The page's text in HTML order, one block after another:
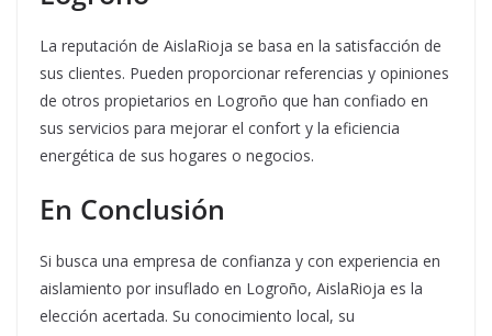
La reputación de AislaRioja se basa en la satisfacción de
sus clientes. Pueden proporcionar referencias y opiniones
de otros propietarios en Logroño que han confiado en
sus servicios para mejorar el confort y la eficiencia
energética de sus hogares o negocios.
En Conclusión
Si busca una empresa de confianza y con experiencia en
aislamiento por insuflado en Logroño, AislaRioja es la
elección acertada. Su conocimiento local, su